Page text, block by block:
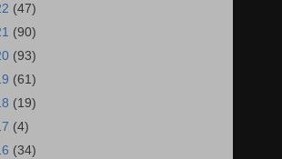
(47)
(90)
(93)
(61)
(19)
(4)
(34)